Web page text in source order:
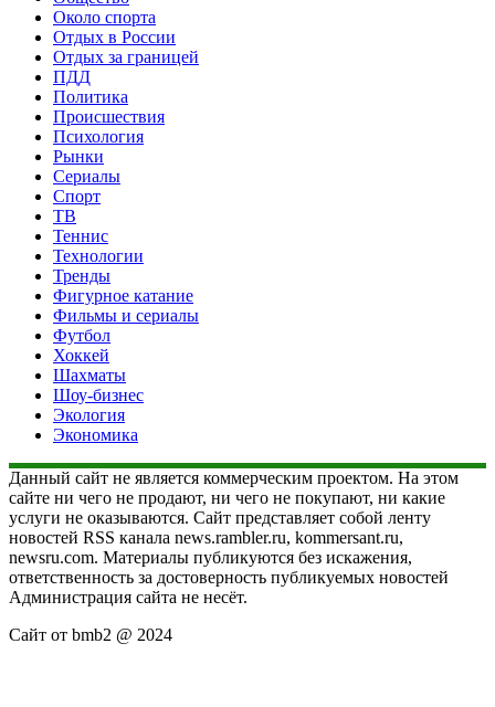
Около спорта
Отдых в России
Отдых за границей
ПДД
Политика
Происшествия
Психология
Рынки
Сериалы
Спорт
ТВ
Теннис
Технологии
Тренды
Фигурное катание
Фильмы и сериалы
Футбол
Хоккей
Шахматы
Шоу-бизнес
Экология
Экономика
Данный сайт не является коммерческим проектом. На этом
сайте ни чего не продают, ни чего не покупают, ни какие
услуги не оказываются. Сайт представляет собой ленту
новостей RSS канала news.rambler.ru, kommersant.ru,
newsru.com. Материалы публикуются без искажения,
ответственность за достоверность публикуемых новостей
Администрация сайта не несёт.
Сайт от bmb2 @ 2024